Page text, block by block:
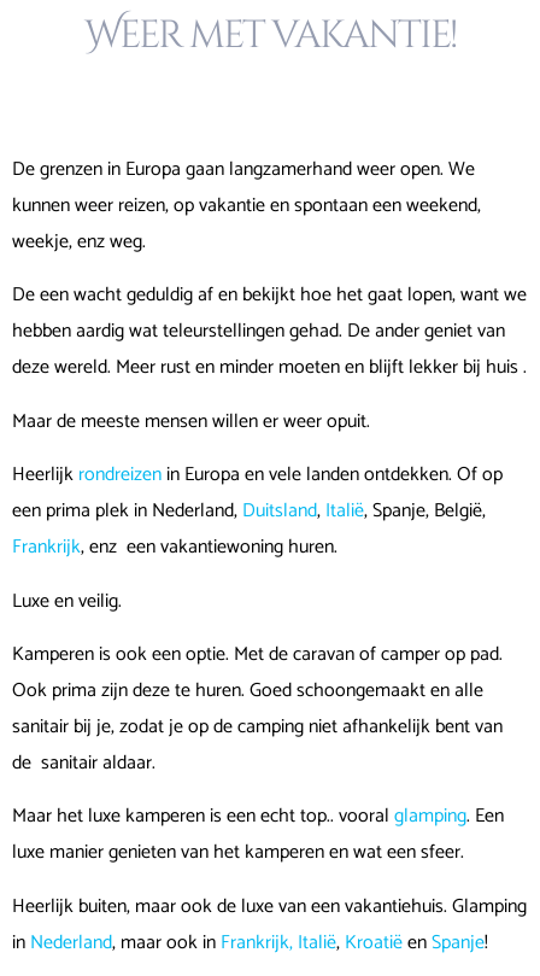
Weer met vakantie!
De grenzen in Europa gaan langzamerhand weer open. We
kunnen weer reizen, op vakantie en spontaan een weekend,
weekje, enz weg.
De een wacht geduldig af en bekijkt hoe het gaat lopen, want we
hebben aardig wat teleurstellingen gehad. De ander geniet van
deze wereld. Meer rust en minder moeten en blijft lekker bij huis .
Maar de meeste mensen willen er weer opuit.
Heerlijkrondreizenin Europa en vele landen ontdekken. Of op
een prima plek in Nederland,Duitsland,Italië, Spanje, België,
Frankrijk, enz een vakantiewoning huren.
Luxe en veilig.
Kamperen is ook een optie. Met de caravan of camper op pad.
Ook prima zijn deze te huren. Goed schoongemaakt en alle
sanitair bij je, zodat je op de camping niet afhankelijk bent van
de sanitair aldaar.
Maar het luxe kamperen is een echt top.. vooralglamping. Een
luxe manier genieten van het kamperen en wat een sfeer.
Heerlijk buiten, maar ook de luxe van een vakantiehuis. Glamping
inNederland, maar ook inFrankrijk,Italië,KroatiëenSpanje!